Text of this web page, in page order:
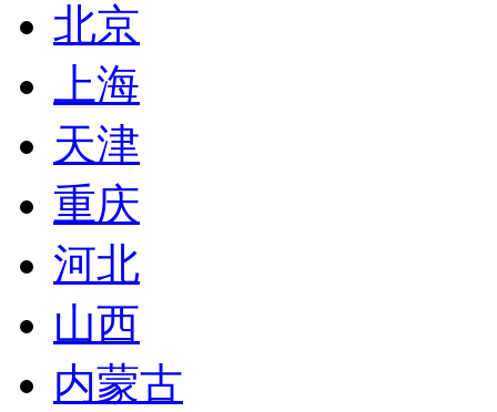
北京
上海
天津
重庆
河北
山西
内蒙古